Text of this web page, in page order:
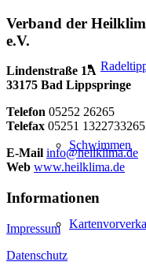
Schwimmen
Verband der
e.V.
Lindenstraße 1A
33175 Bad Lippspringe
Telefon 05252 26265
Telefax 05251 1322733265
E-Mail info@heilklima.de
Web www.heilklima.de
Informationen
Impressum
Datenschutz